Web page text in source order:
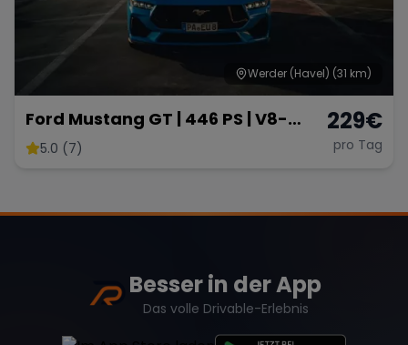
Werder (Havel) (31 km)
Ford Mustang GT | 446 PS | V8-
Sound | American Muscle
5.0 (7)
229€
pro Tag
Besser in der App
Das volle Drivable-Erlebnis